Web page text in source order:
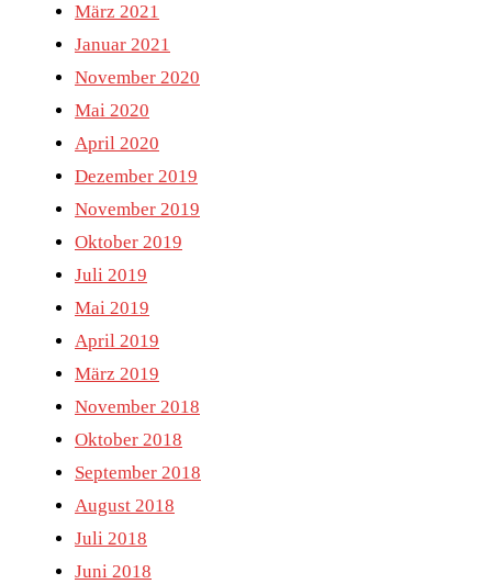
März 2021
Januar 2021
November 2020
Mai 2020
April 2020
Dezember 2019
November 2019
Oktober 2019
Juli 2019
Mai 2019
April 2019
März 2019
November 2018
Oktober 2018
September 2018
August 2018
Juli 2018
Juni 2018